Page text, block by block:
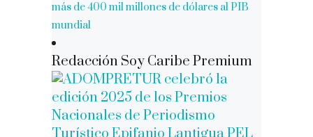
más de 400 mil millones de dólares al PIB
mundial
Redacción Soy Caribe Premium